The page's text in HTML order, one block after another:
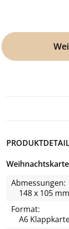
Abmessungen:
148 x 105
Format:
A6